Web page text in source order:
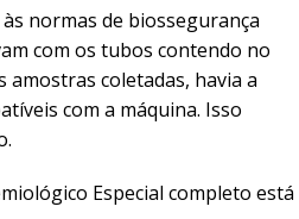
normas de biossegurança
com os tubos contendo no
coletadas, havia a
com a máquina. Isso
Especial completo está